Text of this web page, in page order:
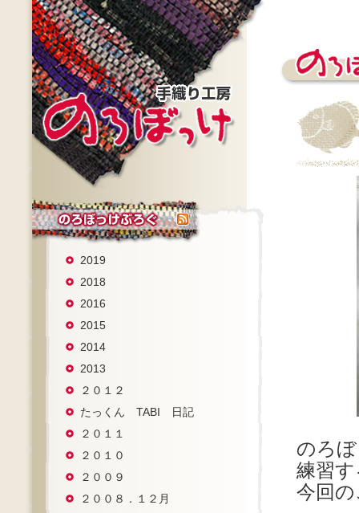
2019
2018
2016
2015
2014
2013
２０１２
たっくん TABI 日記
２０１１
２０１０
２００９
２００８．１２月
のろ
練習す
今回